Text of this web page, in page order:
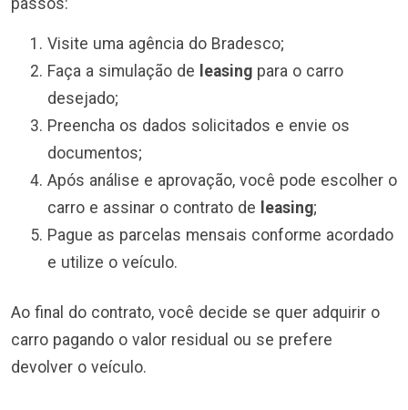
Visite uma agência do Bradesco;
Faça a simulação de leasing para o carro
desejado;
Preencha os dados solicitados e envie os
documentos;
Após análise e aprovação, você pode escolher o
carro e assinar o contrato de leasing;
Pague as parcelas mensais conforme acordado
e utilize o veículo.
Ao final do contrato, você decide se quer adquirir o
carro pagando o valor residual ou se prefere
devolver o veículo.